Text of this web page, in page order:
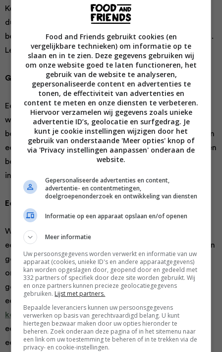
Kerstpakkettenplaza of gaat je voorkeur uit naar een
duurzaam, gepersonaliseerd cadeau? In dit artikel
benoemen we een aantal voordelen van een kerstpakket.
Lees snel verder!
Geef jouw personeel een schouderklopje
Een relatiegeschenk kan heel erg goed uitpakken om de
werkrelatie tussen werknemers en werkgevers te
behouden en te verbeteren. We hechten veel waarde aan
een blijk van waardering. Sterker nog: personeel vindt een
bedankje zelfs waardevoller en belangrijker dan de
inhoud van het kerstpakket.
Een duurzaam geschenk
We hechten steeds meer waarde aan producten die op
een eerlijke en maatschappelijk verantwoorde manier zijn
geproduceerd. Daarom kiezen steeds meer organisaties
om kerstpakketten met een duurzame boodschap te
geven aan hun werkrelaties en werknemers. Wil jij graag
een steentje bijdragen aan moeder natuur en duurzame
kerstpakketten bestellen? Kies dan bijvoorbeeld voor
een duurzaam kerstpakket met een circulair cadeau of
een origineel en innovatief kerstpakket, zoals
Food and Friends gebruikt cookies (en
vergelijkbare technieken) om informatie op te
slaan en in te zien. Deze gegevens gebruiken wij
om onze website goed te laten functioneren, het
gebruik van de website te analyseren,
gepersonaliseerde content en advertenties te
tonen, de effectiviteit van advertenties en
content te meten en onze diensten te verbeteren.
Hiervoor verzamelen wij gegevens zoals unieke
advertentie ID’s, geolocatie en surfgedrag. Je
kunt je cookie instellingen wijzigen door het
gebruik van onderstaande 'Meer opties' knop of
via 'Privacy instellingen aanpassen' onderaan de
website.
Gepersonaliseerde advertenties en content,
advertentie- en contentmetingen,
doelgroepenonderzoek en ontwikkeling van diensten
Informatie op een apparaat opslaan en/of openen
Meer informatie
Uw persoonsgegevens worden verwerkt en informatie van uw
apparaat (cookies, unieke ID's en andere apparaatgegevens)
kan worden opgeslagen door, geopend door en gedeeld met
332 partners of specifiek door deze site worden gebruikt. Wij
en onze partners kunnen precieze geolocatiegegevens
gebruiken. Lijst met partners.
Bepaalde leveranciers kunnen uw persoonsgegevens
verwerken op basis van gerechtvaardigd belang. U kunt
hiertegen bezwaar maken door uw opties hieronder te
beheren. Zoek onderaan deze pagina of in het sitemenu naar
een link om uw toestemming te beheren of in te trekken via de
privacy- en cookie-instellingen.